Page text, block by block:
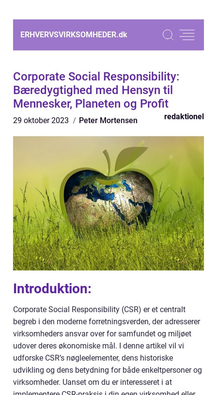
ERHVERVSVIRKSOMHEDER.dk
Corporate Social Responsibility:
Bæredygtighed med Hensyn til
Mennesker, Planeten og Profit
29 oktober 2023 Peter Mortensen redaktionel
Introduktion:
Corporate Social Responsibility (CSR) er et centralt
begreb i den moderne forretningsverden, der adresserer
virksomheders ansvar over for samfundet og miljøet
udover deres økonomiske mål. I denne artikel vil vi
udforske CSR’s nøgleelementer, dens historiske
udvikling og dens betydning for både enkeltpersoner og
virksomheder. Uanset om du er interesseret i at